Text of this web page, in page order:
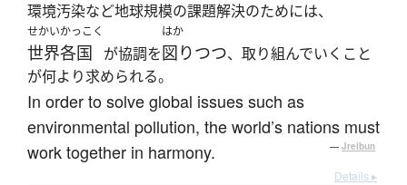
環境汚染など地球規模の課題解決のためには、
せかいかっこく
世界各国 が協調を
はか
図りつつ、取り組んでいくこと
が何より求められる。
In order to solve global issues such as
environmental pollution, the world’s nations must
work together in harmony.
— Jreibun
Details ▸